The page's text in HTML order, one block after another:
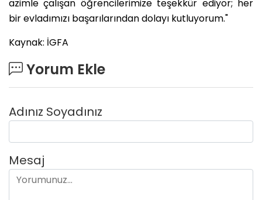
azimle çalışan öğrencilerimize teşekkür ediyor; her
bir evladımızı başarılarından dolayı kutluyorum."
Kaynak: İGFA
Yorum Ekle
Adınız Soyadınız
Mesaj